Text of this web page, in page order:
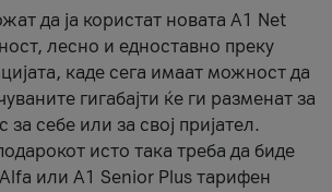
да ја користат новата А1 Net
лесно и едноставно преку
каде сега имаат можност да
гигабајти ќе ги разменат за
за себе или за свој пријател.
исто така треба да биде
или A1 Senior Plus тарифен